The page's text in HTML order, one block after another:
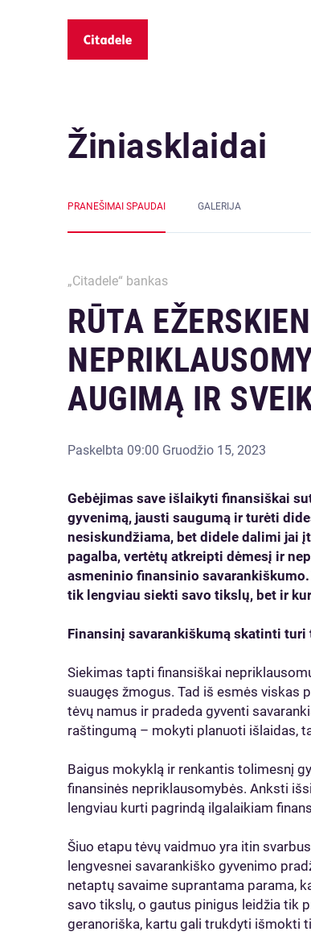
Žiniasklaidai
PRANEŠIMAI SPAUDAI GALERIJA
„Citadele“ bankas
RŪTA
AUGIMĄ IR
Paskelbta 09:00 Gruodžio 15, 2023
Gebėjimas save išlaikyti finansiškai
gyvenimą, jausti saugumą ir turėti
nesiskundžiama, bet didele dalimi jai
pagalba, vertėtų atkreipti dėmesį ir
asmeninio finansinio
tik lengviau siekti savo tikslų, bet ir
Finansinį savarankiškumą skatinti turi
Siekimas tapti finansiškai
suaugęs žmogus. Tad iš esmės viskas
tėvų namus ir pradeda gyventi
raštingumą – mokyti planuoti išlaidas,
Baigus mokyklą ir renkantis tolimesnį
finansinės nepriklausomybės. Anksti
lengviau kurti pagrindą ilgalaikiam
Šiuo etapu tėvų vaidmuo yra itin
lengvesnei savarankiško gyvenimo
netaptų savaime suprantama parama,
savo tikslų, o gautus pinigus leidžia tik
geranoriška, kartu gali trukdyti išmokti